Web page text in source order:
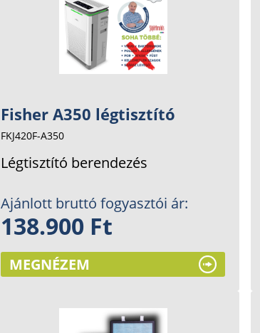
Fisher A350 légtisztító
FKJ420F-A350
Légtisztító berendezés
Ajánlott bruttó fogyasztói ár:
138.900 Ft
MEGNÉZEM